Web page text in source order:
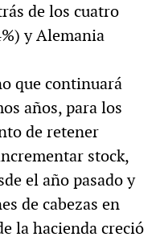
de los cuatro
y Alemania
que continuará
años, para los
de retener
stock,
el año pasado y
de cabezas en
la hacienda creció